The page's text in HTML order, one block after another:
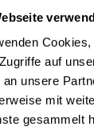
auf
an unsere
mit
gesammelt